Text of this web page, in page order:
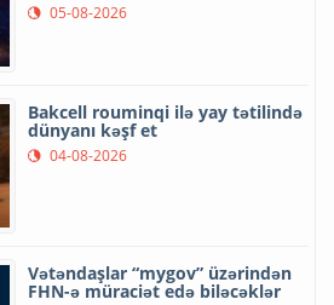
05-08-2026
Bakcell rouminqi ilə yay tətilində
dünyanı kəşf et
04-08-2026
Vətəndaşlar “mygov” üzərindən
FHN-ə müraciət edə biləcəklər